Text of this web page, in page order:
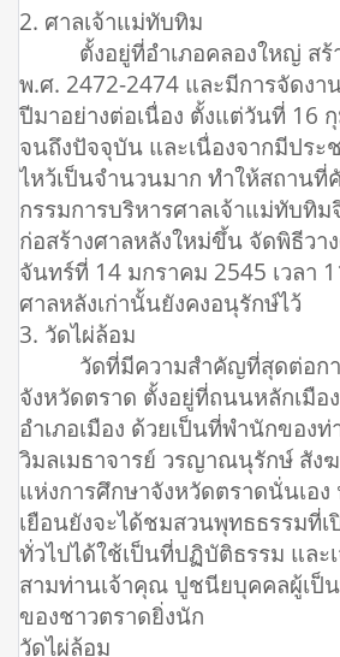
2. ศาลเจ้าแม่ทับทิม
ตั้งอยู่ที่อำเภอคลองใหญ่ สร้
พ.ศ. 2472-2474 และมีการจัดงา
ปีมาอย่างต่อเนื่อง ตั้งแต่วันที่ 16
จนถึงปัจจุบัน และเนื่องจากมีประ
ไหว้เป็นจำนวนมาก ทำให้สถาน
กรรมการบริหารศาลเจ้าแม่ทับทิม
ก่อสร้างศาลหลังใหม่ขึ้น จัดพิธีวา
จันทร์ที่ 14 มกราคม 2545 เวลา
ศาลหลังเก่านั้นยังคงอนุรักษ์ไว้
3. วัดไผ่ล้อม
วัดที่มีความสำคัญที่สุดต่อกา
จังหวัดตราด ตั้งอยู่ที่ถนนหลักเมือ
อำเภอเมือง ด้วยเป็นที่พำนักของ
วิมลเมธาจารย์ วรญาณนุรักษ์ สัง
แห่งการศึกษาจังหวัดตราดนั่นเอ
เยือนยังจะได้ชมสวนพุทธธรรมที่
ทั่วไปได้ใช้เป็นที่ปฏิบัติธรรม แล
สามท่านเจ้าคุณ ปูชนียบุคคลผู้เป็
ของชาวตราดยิ่งนัก
วัดไผ่ล้อม